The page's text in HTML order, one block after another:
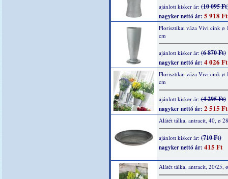
ajánlott kisker ár:(10 095
nagyker nettó ár: 5 918 Ft
Florisztikai váza Vivi cink ø
cm
ajánlott kisker ár:(6 870 Ft)
nagyker nettó ár: 4 026 Ft
Florisztikai váza Vivi cink ø
cm
ajánlott kisker ár:(4 295 Ft)
nagyker nettó ár: 2 515 Ft
Alátét tálka, antracit, 40, ø
ajánlott kisker ár:(710 Ft)
nagyker nettó ár: 415 Ft
Alátét tálka, antracit, 20/25,